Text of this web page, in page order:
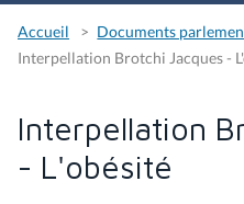
Accueil
Documents
Interpellation Brotchi Jacques -
Interpellation
- L'obésité